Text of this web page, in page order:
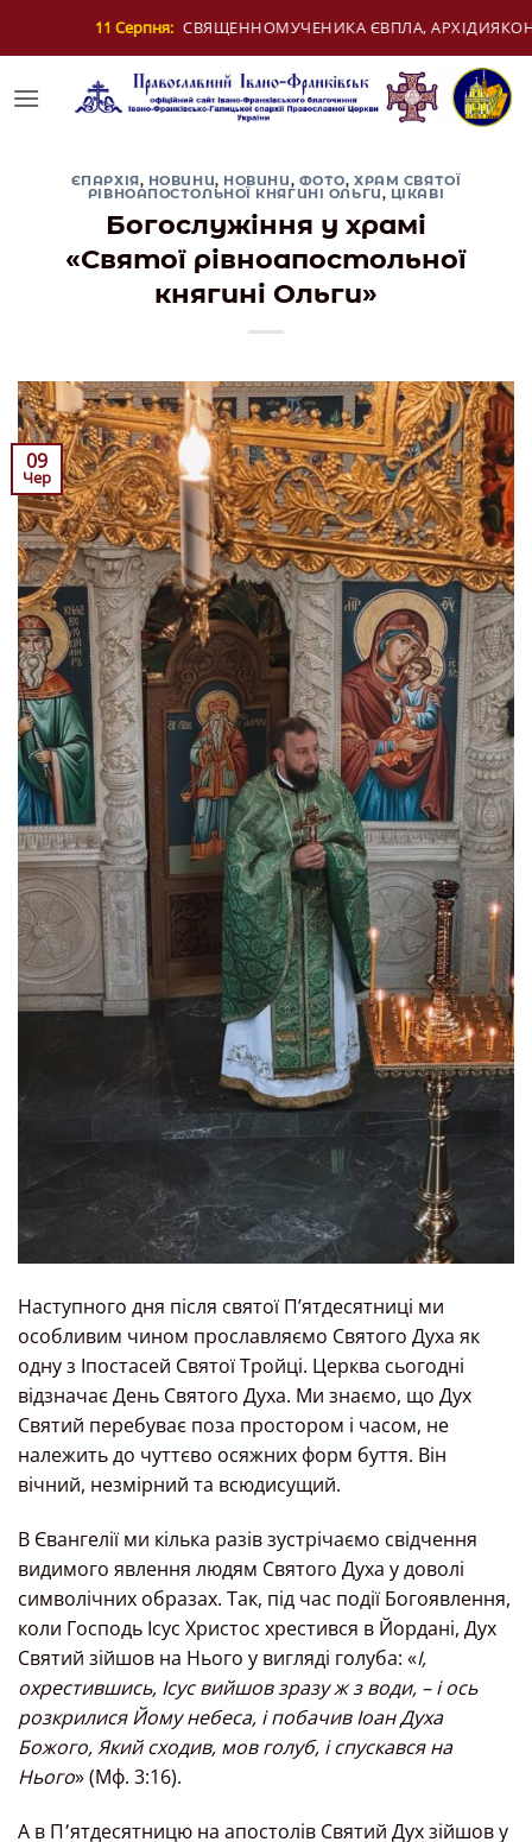
ЄВПЛА, АРХІДИЯКОНА 12 Серпня: ДЕНЬ
ЄПАРХІЯ, НОВИНИ, НОВИНИ, ФОТО,ХРАМ СВЯТОЇ
РІВНОАПОСТОЛЬНОЇ КНЯГИНІ ОЛЬГИ, ЦІКАВІ
Богослужіння у храмі
«Святої рівноапостольної
княгині Ольги»
09
Чер
Наступного дня після святої П’ятдесятниці ми
особливим чином прославляємо Святого Духа як
одну з Іпостасей Святої Тройці. Церква сьогодні
відзначає День Святого Духа. Ми знаємо, що Дух
Святий перебуває поза простором і часом, не
належить до чуттєво осяжних форм буття. Він
вічний, незмірний та всюдисущий.
В Євангелії ми кілька разів зустрічаємо свідчення
видимого явлення людям Святого Духа у доволі
символічних образах. Так, під час події Богоявлення,
коли Господь Ісус Христос хрестився в Йордані, Дух
Святий зійшов на Нього у вигляді голуба: «І,
охрестившись, Ісус вийшов зразу ж з води, – і ось
розкрилися Йому небеса, і побачив Іоан Духа
Божого, Який сходив, мов голуб, і спускався на
Нього» (Мф. 3:16).
А в П՚ятдесятницю на апостолів Святий Дух зійшов у